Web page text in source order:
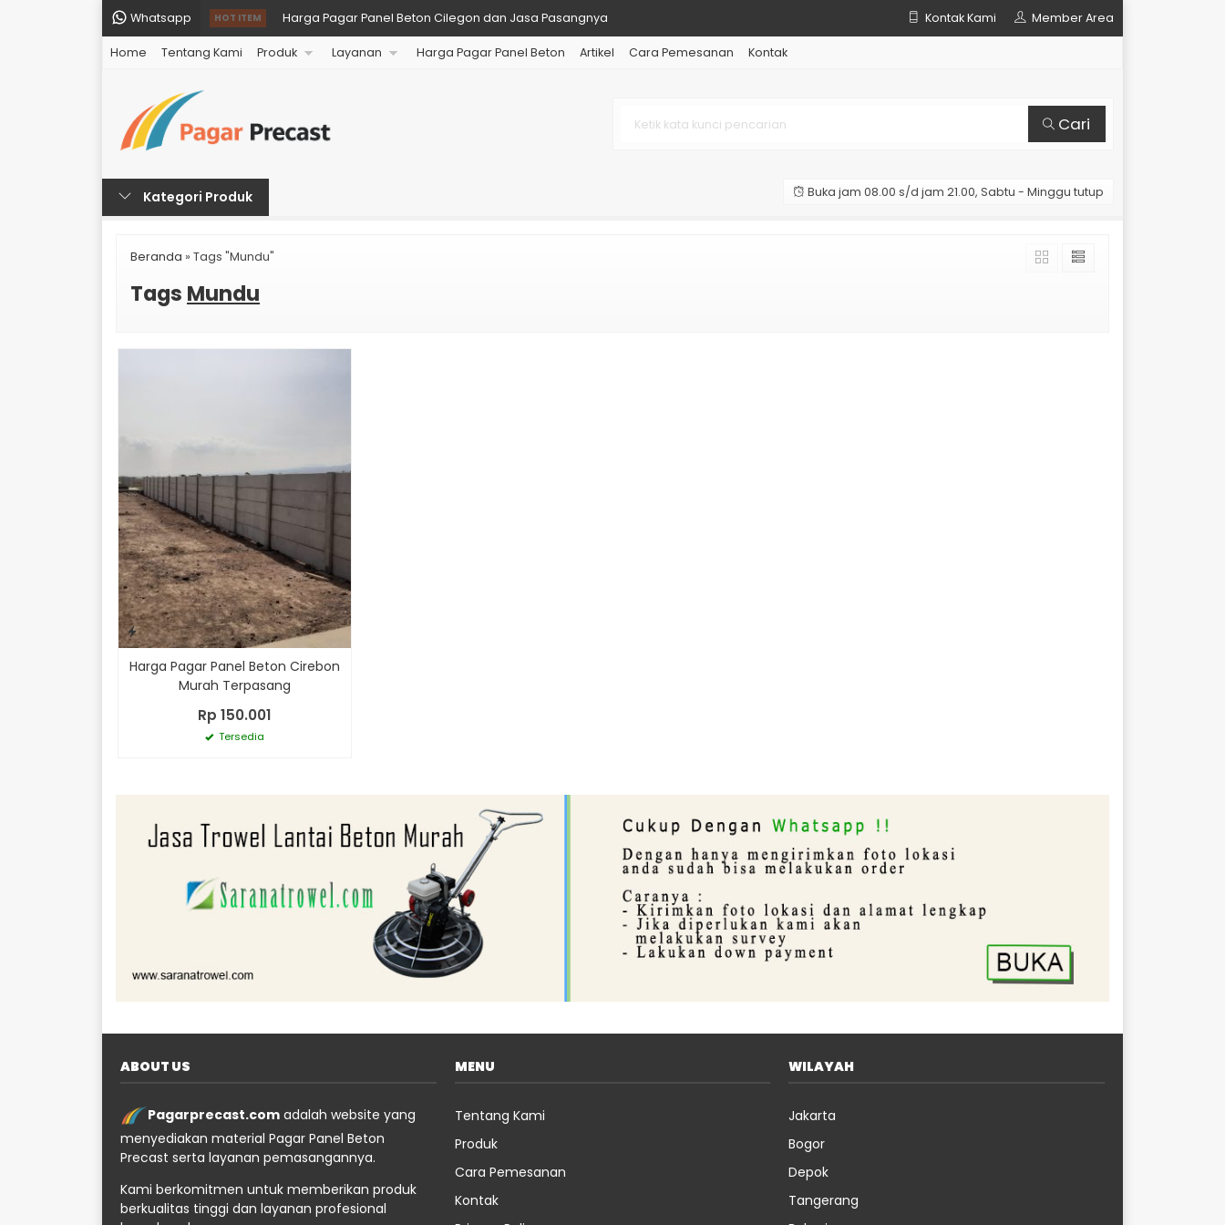
Whatsapp HOT ITEM Harga Pagar Panel Beton Cilegon dan Jasa Pasangnya
Harga Pagar Panel Beton Cirebon Murah Terpasang
Harga Pagar Panel Beton Cengkareng Murah dan Jasa
Kontak Kami Member Area
Home Tentang Kami Produk Layanan Harga Pagar Panel Beton Artikel Cara Pemesanan Kontak
Cari
Kategori Produk Buka jam 08.00 s/d jam 21.00, Sabtu - Minggu tutup
Beranda » Tags "Mundu"
Tags Mundu
Harga Pagar Panel Beton Cirebon
Murah Terpasang
Rp 150.001
Tersedia
ABOUT US
Pagarprecast.com adalah website yang
menyediakan material Pagar Panel Beton
Precast serta layanan pemasangannya.
Kami berkomitmen untuk memberikan produk
berkualitas tinggi dan layanan profesional
MENU
Tentang Kami
Produk
Cara Pemesanan
Kontak
WILAYAH
Jakarta
Bogor
Depok
Tangerang